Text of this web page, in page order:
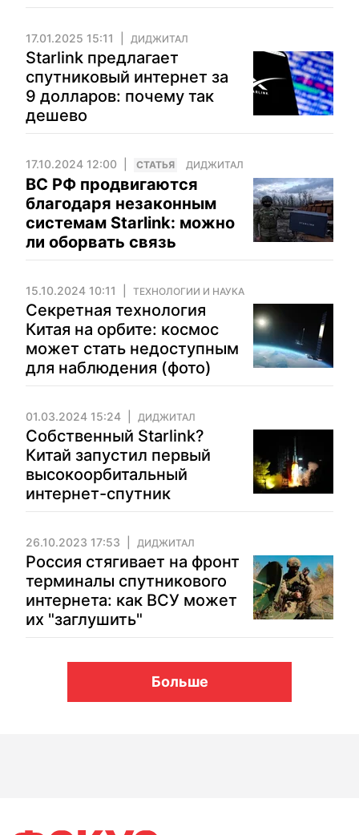
17.01.2025 15:11 ДИДЖИТАЛ
Starlink предлагает
спутниковый интернет за
9 долларов: почему так
дешево
17.10.2024 12:00 CТАТЬЯ ДИДЖИТАЛ
ВС РФ продвигаются
благодаря незаконным
системам Starlink: можно
ли оборвать связь
15.10.2024 10:11 ТЕХНОЛОГИИ И НАУКА
Секретная технология
Китая на орбите: космос
может стать недоступным
для наблюдения (фото)
01.03.2024 15:24 ДИДЖИТАЛ
Собственный Starlink?
Китай запустил первый
высокоорбитальный
интернет-спутник
26.10.2023 17:53 ДИДЖИТАЛ
Россия стягивает на фронт
терминалы спутникового
интернета: как ВСУ может
их "заглушить"
Больше